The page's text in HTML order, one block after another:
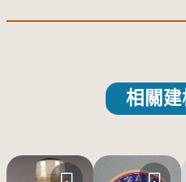
相關